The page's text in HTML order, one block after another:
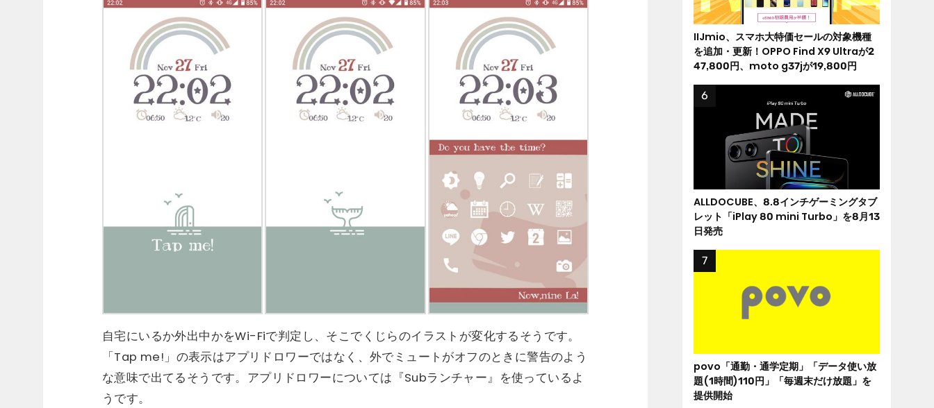
自宅にいるか外出中かをWi-Fiで判定し、そこでくじらのイラストが変化するそうです。
「Tap me!」の表示はアプリドロワーではなく、外でミュートがオフのときに警告のよう
な意味で出てるそうです。アプリドロワーについては『Subランチャー』を使っているよ
うです。
IIJmio、スマホ大特価セールの対象機種
を追加・更新！OPPO Find X9 Ultraが2
47,800円、moto g37jが19,800円
ALLDOCUBE、8.8インチゲーミングタブ
レット「iPlay 80 mini Turbo」を8月13
日発売
povo「通勤・通学定期」「データ使い放
題(1時間)110円」「毎週末だけ放題」を
提供開始